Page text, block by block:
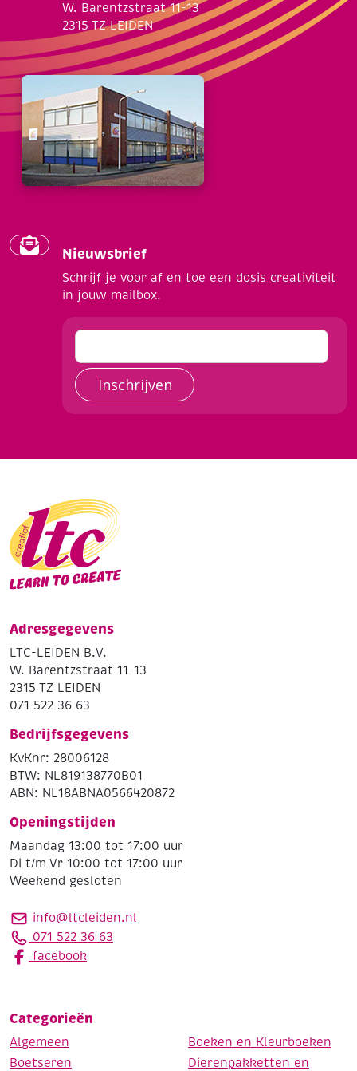
W. Barentzstraat 11-13
2315 TZ LEIDEN
Nieuwsbrief
Schrijf je voor af en toe een dosis creativiteit
in jouw mailbox.
Inschrijven
Adresgegevens
LTC-LEIDEN B.V.
W. Barentzstraat 11-13
2315 TZ LEIDEN
071 522 36 63
Bedrijfsgegevens
KvKnr: 28006128
BTW: NL819138770B01
ABN: NL18ABNA0566420872
Openingstijden
Maandag 13:00 tot 17:00 uur
Di t/m Vr 10:00 tot 17:00 uur
Weekend gesloten
info@ltcleiden.nl
071 522 36 63
facebook
Categorieën
Algemeen
Boeken en Kleurboeken
Boetseren
Dierenpakketten en